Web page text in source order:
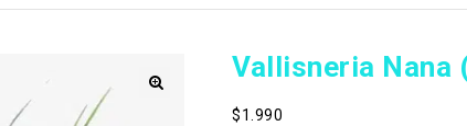
Vallisneria Nana
$1.990